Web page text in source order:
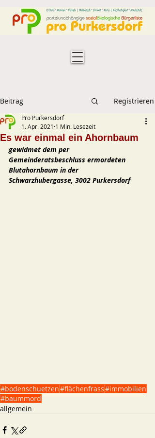
Beitrag Registrieren
Es war einmal ein Ahornbaum
Pro Purkersdorf
1. Apr. 2021 1 Min. Lesezeit
gewidmet dem per
Gemeinderatsbeschluss ermordeten
Blutahornbaum in der
Schwarzhubergasse, 3002 Purkersdorf
#bodenschuetzen#flächenfrass#immobilien
#baummord
allgemein